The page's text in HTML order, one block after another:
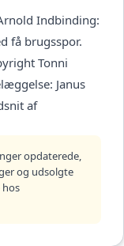
Indbinding:
få brugsspor.
Tonni
Janus
af
opdaterede,
og udsolgte
hos